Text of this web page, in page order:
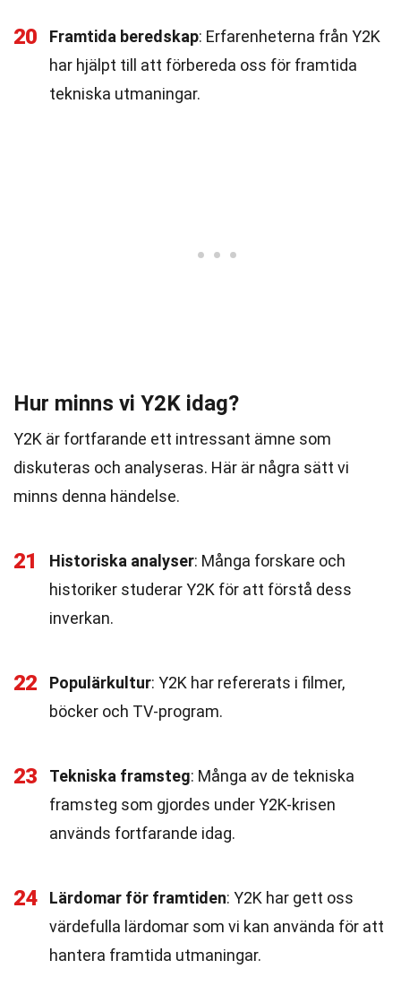
20 Framtida beredskap: Erfarenheterna från Y2K
har hjälpt till att förbereda oss för framtida
tekniska utmaningar.
Hur minns vi Y2K idag?
Y2K är fortfarande ett intressant ämne som
diskuteras och analyseras. Här är några sätt vi
minns denna händelse.
21 Historiska analyser: Många forskare och
historiker studerar Y2K för att förstå dess
inverkan.
22 Populärkultur: Y2K har refererats i filmer,
böcker och TV-program.
23 Tekniska framsteg: Många av de tekniska
framsteg som gjordes under Y2K-krisen
används fortfarande idag.
24 Lärdomar för framtiden: Y2K har gett oss
värdefulla lärdomar som vi kan använda för att
hantera framtida utmaningar.